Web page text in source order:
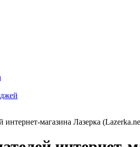
магазина Лазерка